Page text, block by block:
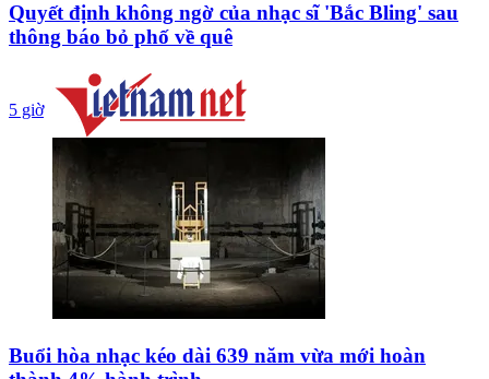
Quyết định không ngờ của nhạc sĩ 'Bắc Bling' sau
thông báo bỏ phố về quê
5 giờ
Buổi hòa nhạc kéo dài 639 năm vừa mới hoàn